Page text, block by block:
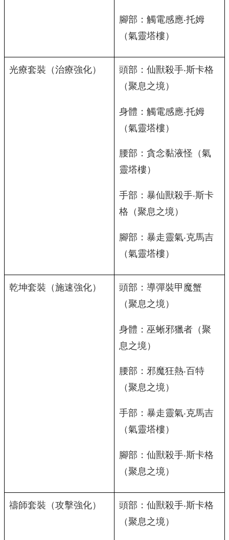
腳部：觸電感應‧托姆
（氣靈塔樓）
光療套裝（治療強化）
頭部：仙獸殺手‧斯卡格
（聚息之境）
身體：觸電感應‧托姆
（氣靈塔樓）
腰部：貪念黏液怪（氣
靈塔樓）
手部：暴仙獸殺手‧斯卡
格（聚息之境）
腳部：暴走靈氣‧克馬吉
（氣靈塔樓）
乾坤套裝（施速強化）
頭部：導彈裝甲魔蟹
（聚息之境）
身體：巫蜥邪獵者（聚
息之境）
腰部：邪魔狂熱‧百特
（聚息之境）
手部：暴走靈氣‧克馬吉
（氣靈塔樓）
腳部：仙獸殺手‧斯卡格
（聚息之境）
禱師套裝（攻擊強化）
頭部：仙獸殺手‧斯卡格
（聚息之境）